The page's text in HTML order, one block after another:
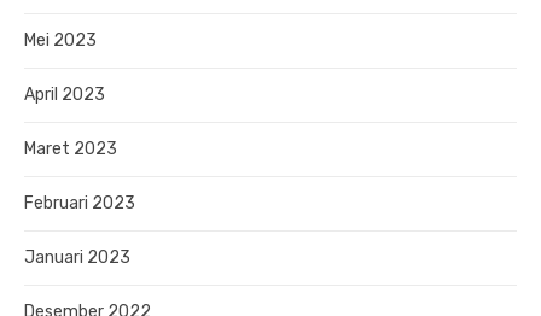
Mei 2023
April 2023
Maret 2023
Februari 2023
Januari 2023
Desember 2022